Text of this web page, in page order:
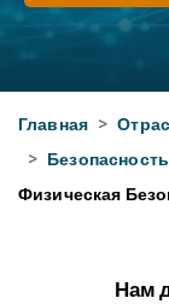
Главная >
>
Физическая
Нам